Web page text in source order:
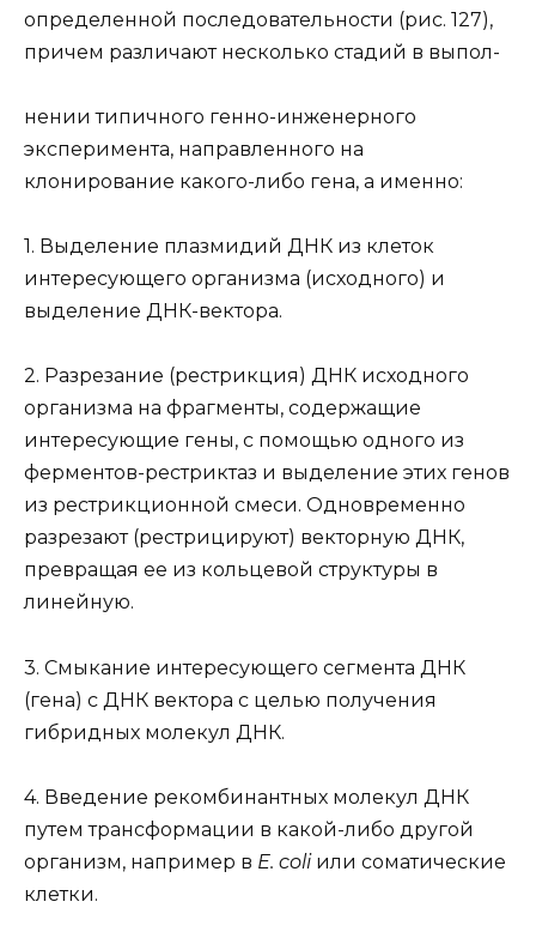
определенной последовательности (рис. 127),
причем различают несколько стадий в выпол-
нении типичного генно-инженерного
эксперимента, направленного на
клонирование какого-либо гена, а именно:
1. Выделение плазмидий ДНК из клеток
интересующего организма (исходного) и
выделение ДНК-вектора.
2. Разрезание (рестрикция) ДНК исходного
организма на фрагменты, содержащие
интересующие гены, с помощью одного из
ферментов-рестриктаз и выделение этих генов
из рестрикционной смеси. Одновременно
разрезают (рестрицируют) векторную ДНК,
превращая ее из кольцевой структуры в
линейную.
3. Смыкание интересующего сегмента ДНК
(гена) с ДНК вектора с целью получения
гибридных молекул ДНК.
4. Введение рекомбинантных молекул ДНК
путем трансформации в какой-либо другой
организм, например в Е. coli или соматические
клетки.